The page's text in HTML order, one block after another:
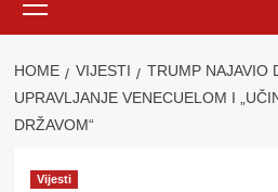
Menu
HOME VIJESTI
TRUMP NAJAVIO
UPRAVLJANJE VENECUELOM I
DRŽAVOM“
Vijesti